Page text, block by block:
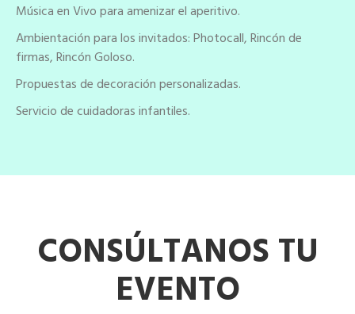
Música en Vivo para amenizar el aperitivo.
Ambientación para los invitados: Photocall, Rincón de
firmas, Rincón Goloso.
Propuestas de decoración personalizadas.
Servicio de cuidadoras infantiles.
CONSÚLTANOS TU
EVENTO